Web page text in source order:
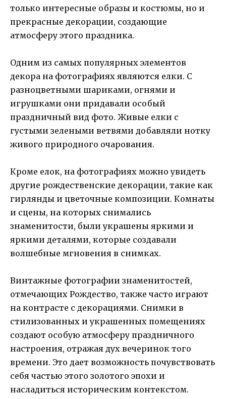
только интересные образы и костюмы, но и
прекрасные декорации, создающие
атмосферу этого праздника.
Одним из самых популярных элементов
декора на фотографиях являются елки. С
разноцветными шариками, огнями и
игрушками они придавали особый
праздничный вид фото. Живые елки с
густыми зелеными ветвями добавляли нотку
живого природного очарования.
Кроме елок, на фотографиях можно увидеть
другие рождественские декорации, такие как
гирлянды и цветочные композиции. Комнаты
и сцены, на которых снимались
знаменитости, были украшены яркими и
яркими деталями, которые создавали
волшебные мгновения в снимках.
Винтажные фотографии знаменитостей,
отмечающих Рождество, также часто играют
на контрасте с декорациями. Снимки в
стилизованных и украшенных помещениях
создают особую атмосферу праздничного
настроения, отражая дух вечеринок того
времени. Это дает возможность почувствовать
себя частью этого золотого эпохи и
насладиться историческим контекстом.